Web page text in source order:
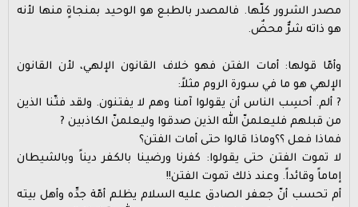
مصدر الشرور كلّها. فالمصدر بالطبع هو الوحيد بمنجاةٍ منها لأنه
هو ذاته شرٌّ محضٌ.
وأمّا قولها: أمات الفتن فهو خلاف القانون الإلهي، لأن القانون
الإلهي هو ما في سورة الروم مثلاً:
? ألم. أحسِب الناس أن يقولوا آمنا وهم لا يفتنون. ولقد فتّنا الذين
من قبلهم فليعلمنّ الله الذين صدقوا وليعلمنّ الكاذبين ?
فماذا فعل ؟؟وماذا قالوا حتى أمات الفتن؟
لا تموت الفتن حتى يقولوا: كفرنا ورضينا بالكفر ديناً وبالشيطان
إماماً وقائداً. وعند ذلك تموت الفتن!!
أم تحسب أنّ جعفر الصادق عليه السلام يظلم أمّة جدِّه وأهل بيته